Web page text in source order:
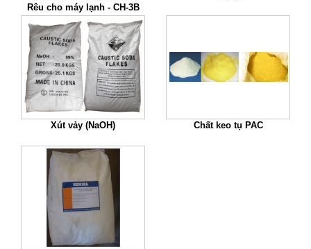
Rêu cho máy lạnh - CH-3B
Xút vảy (NaOH) Chất keo tụ PAC